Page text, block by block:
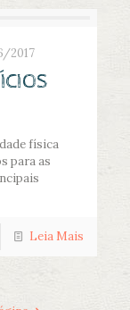
2017
física
para as
Leia Mais